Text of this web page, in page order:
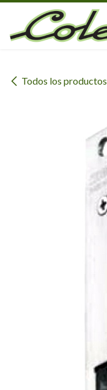
Ir al contenido
Todos los productos